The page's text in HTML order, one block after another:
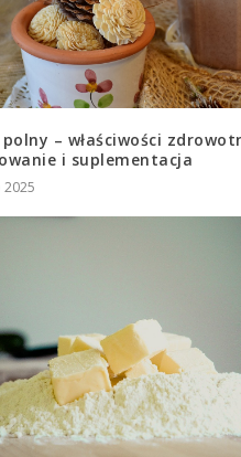
– właściwości
i suplementacja
2025